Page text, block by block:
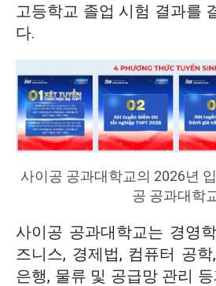
고등학교 졸업 시험 결과를
다.
사이공 공과대학교의 2026년
공 공과대학
사이공 공과대학교는 경영
즈니스, 경제법, 컴퓨터 공
은행, 물류 및 공급망 관리